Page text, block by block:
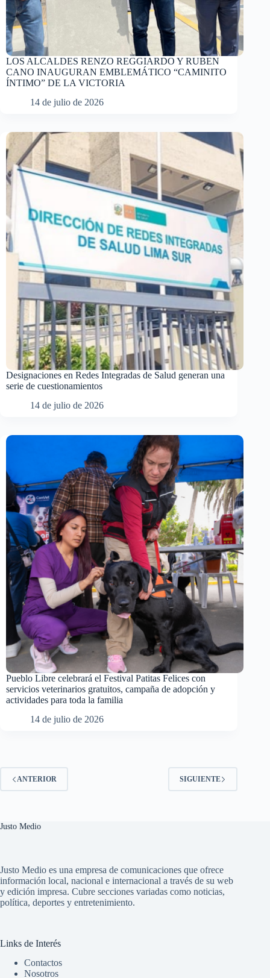
LOS ALCALDES RENZO REGGIARDO Y RUBEN
CANO INAUGURAN EMBLEMÁTICO “CAMINITO
ÍNTIMO” DE LA VICTORIA
14 de julio de 2026
Designaciones en Redes Integradas de Salud generan una
serie de cuestionamientos
14 de julio de 2026
Pueblo Libre celebrará el Festival Patitas Felices con
servicios veterinarios gratuitos, campaña de adopción y
actividades para toda la familia
14 de julio de 2026
ANTERIOR SIGUIENTE
Justo Medio
Justo Medio es una empresa de comunicaciones que ofrece
información local, nacional e internacional a través de su web
y edición impresa. Cubre secciones variadas como noticias,
política, deportes y entretenimiento.
Links de Interés
Contactos
Nosotros